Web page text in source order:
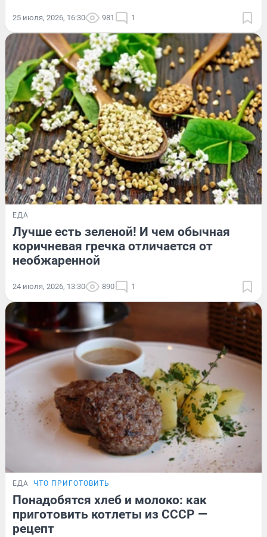
25 июля, 2026, 16:30 981 1
ЕДА
Лучше есть зеленой! И чем обычная
коричневая гречка отличается от
необжаренной
24 июля, 2026, 13:30 890 1
ЕДА ЧТО ПРИГОТОВИТЬ
Понадобятся хлеб и молоко: как
приготовить котлеты из СССР —
рецепт